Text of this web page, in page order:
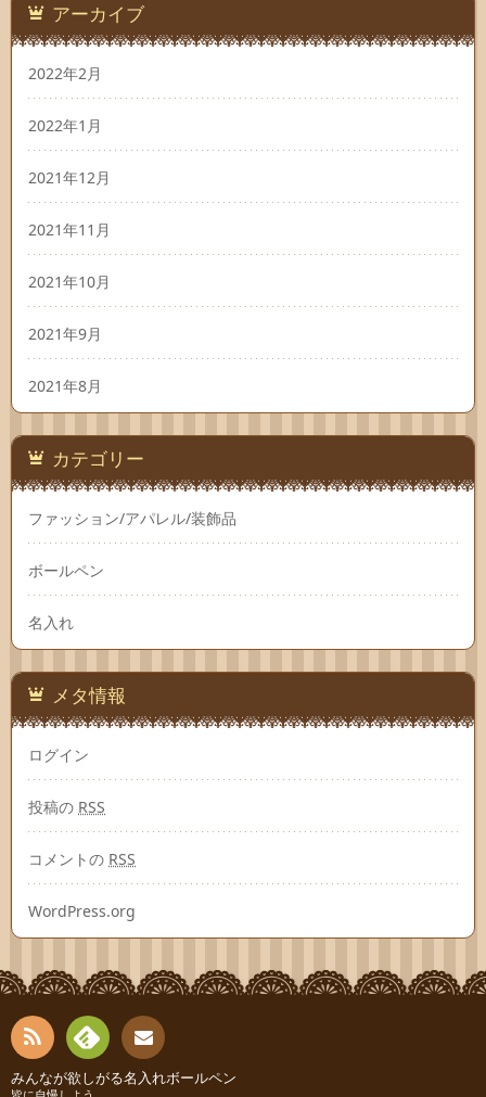
アーカイブ
2022年2月
2022年1月
2021年12月
2021年11月
2021年10月
2021年9月
2021年8月
カテゴリー
ファッション/アパレル/装飾品
ボールペン
名入れ
メタ情報
ログイン
投稿の RSS
コメントの RSS
WordPress.org
RSS Fee 連絡
みんなが欲しがる名入れボールペン